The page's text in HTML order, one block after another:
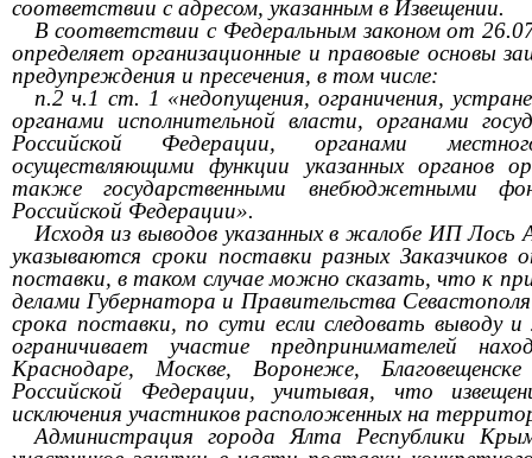
соответствии с адресом, указанным в Извещении.
В соответствии с Федеральным законом от
определяет организационные и правовые основы
предупреждения и пресечения, в том числе:
п.2 ч.1 ст. 1 «недопущения, ограничения,
органами исполнительной власти, органами
Российской Федерации, органами
осуществляющими функции указанных органов
также государственными внебюджетными
Российской Федерации».
Исходя из выводов указанных в жалобе ИП Лось
указываются сроки поставки разных
поставки, в таком случае можно сказать, что к
делами Губернатора и Правительства
срока поставки, по сути если следовать выводу и
ограничивает участие предпринимателей
Краснодаре, Москве, Воронеже,
Российской Федерации, учитывая, что
исключения участников расположенных на
Администрация города Ялта Республики